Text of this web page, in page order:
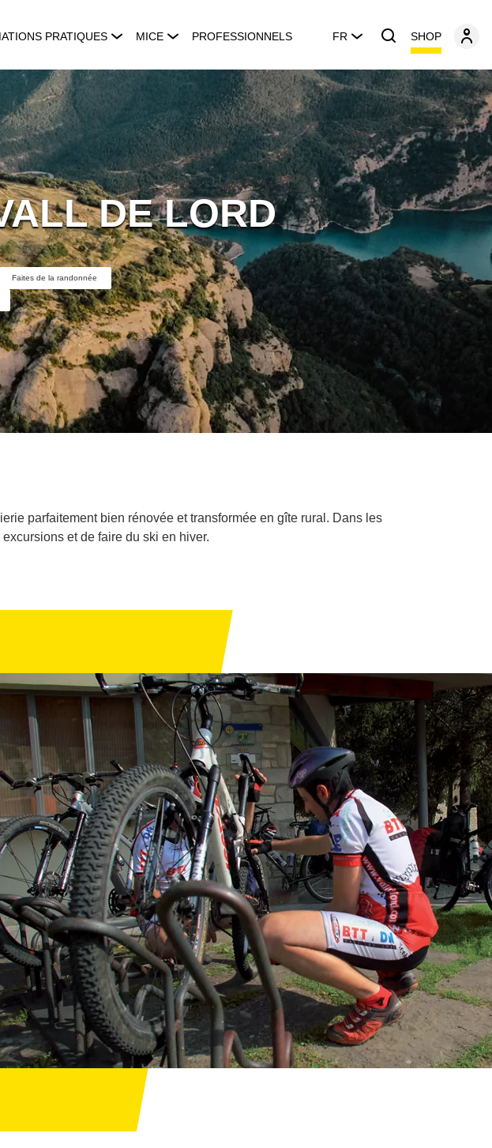
PRATIQUES MICE PROFESSIONNELS FR SHOP
DE LORD
Faites de la randonnée
parfaitement bien rénovée et transformée en gîte rural. Dans les
et de faire du ski en hiver.